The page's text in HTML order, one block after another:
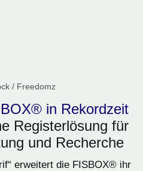
/ Freedomz
in Rekordzeit
Registerlösung für
und Recherche
erweitert die FISBOX® ihr